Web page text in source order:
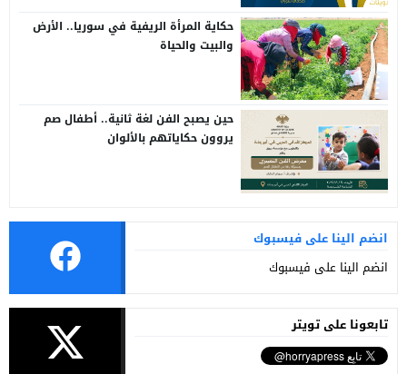
حكاية المرأة الريفية في سوريا.. الأرض
والبيت والحياة
حين يصبح الفن لغة ثانية.. أطفال صم
يروون حكاياتهم بالألوان
انضم الينا على فيسبوك
انضم الينا على فيسبوك
تابعونا على تويتر